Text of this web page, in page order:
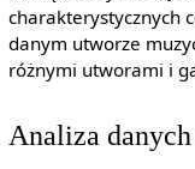
charakterystycznych
danym utworze
różnymi utworami i
Analiza danych